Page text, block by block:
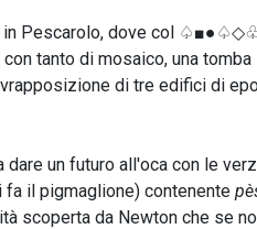
in Pescarolo, dove col
tanto di mosaico, una tomba
di tre edifici di
un futuro all'oca con le
il pigmaglione) contenente
scoperta da Newton che se